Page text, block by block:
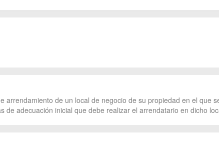
arrendamiento de un local de negocio de su propiedad en el que
de adecuación inicial que debe realizar el arrendatario en dicho